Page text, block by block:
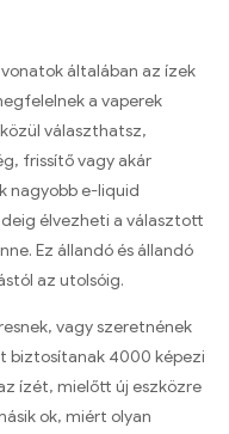
általában az ízek
a vaperek
választhatsz,
frissítő vagy akár
nagyobb e-liquid
élvezheti a választott
Ez állandó és állandó
az utolsóig.
vagy szeretnének
biztosítanak 4000 képezi
ízét, mielőtt új eszközre
ok, miért olyan